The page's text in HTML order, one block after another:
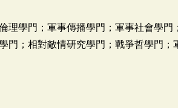
理學門；軍事傳播學門；軍事社會學
門；相對敵情研究學門；戰爭哲學門；